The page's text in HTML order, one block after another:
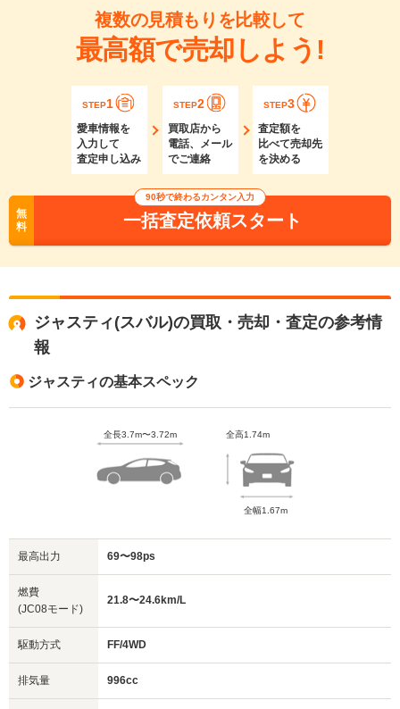
複数の見積もりを比較して
最高額で売却しよう!
STEP1
愛車情報を
入力して
査定申し込み
STEP2
買取店から
電話、メール
でご連絡
STEP3
査定額を
比べて売却先
を決める
無
料
90秒で終わるカンタン入力
一括査定依頼スタート
ジャスティ(スバル)の買取・売却・査定の参考情
報
ジャスティの基本スペック
全長3.7m〜3.72m 全高1.74m
全幅1.67m
最高出力 69〜98ps
燃費
(JC08モード)
21.8〜24.6km/L
駆動方式 FF/4WD
排気量 996cc